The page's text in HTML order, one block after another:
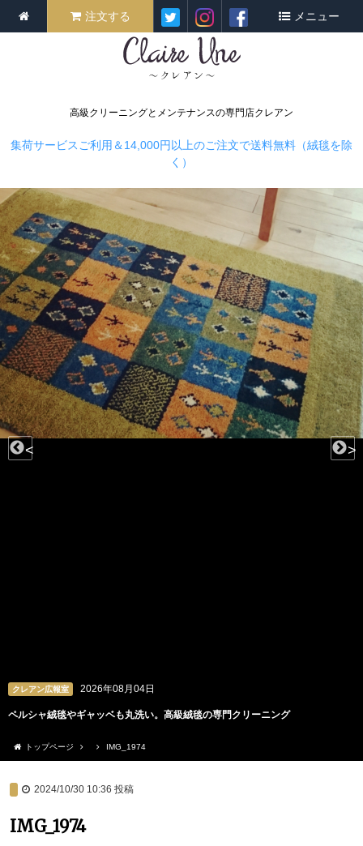
高級クリーニングとメンテナンスの専門店クレアン
注文する メニュー
集荷サービスご利用＆14,000円以上のご注文で送料無料（絨毯を除
く）
クレアン広報室 2026年08月04日
ペルシャ絨毯やギャッベも丸洗い。高級絨毯の専門クリーニング
< >
トップページ IMG_1974
2024/10/30 10:36 投稿
IMG_1974